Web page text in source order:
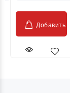
Добавить